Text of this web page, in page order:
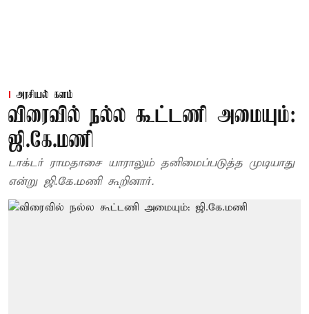
அரசியல் களம்
விரைவில் நல்ல கூட்டணி அமையும்:
ஜி.கே.மணி
டாக்டர் ராமதாசை யாராலும் தனிமைப்படுத்த முடியாது
என்று ஜி.கே.மணி கூறினார்.